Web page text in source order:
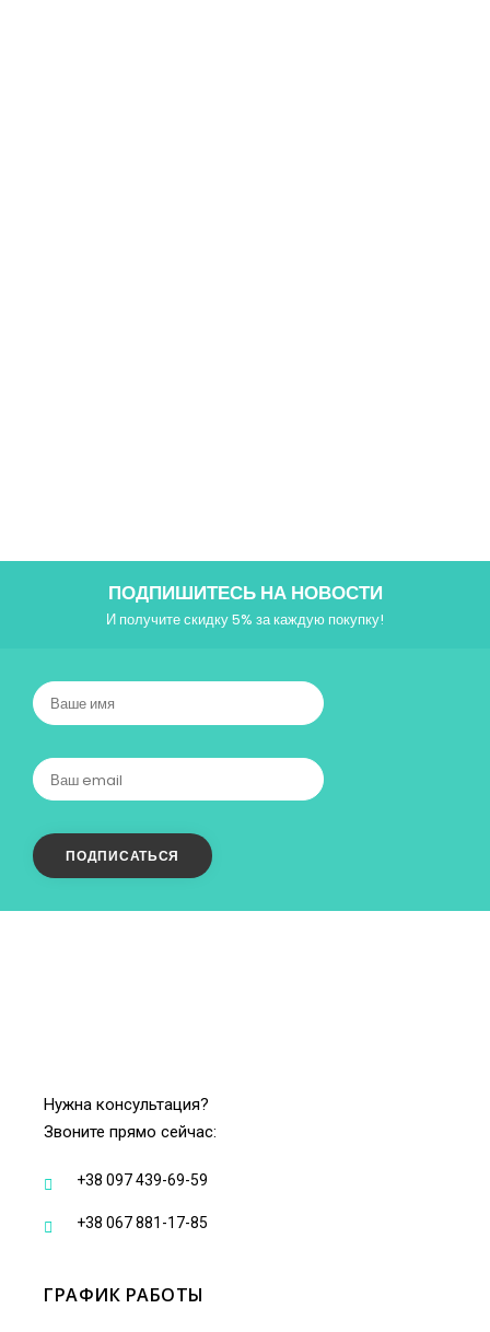
ПОДПИШИТЕСЬ НА НОВОСТИ
И получите скидку 5% за каждую покупку!
Нужна консультация?
Звоните прямо сейчас:
+38 097 439-69-59
+38 067 881-17-85
ГРАФИК РАБОТЫ